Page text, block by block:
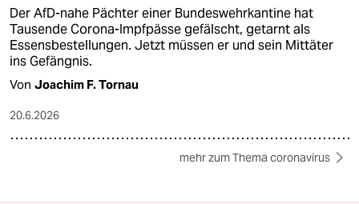
Der AfD-nahe Pächter einer Bundeswehrkantine hat
Tausende Corona-Impfpässe gefälscht, getarnt als
Essensbestellungen. Jetzt müssen er und sein Mittäter
ins Gefängnis.
Von Joachim F. Tornau
20.6.2026
mehr zum Thema coronavirus